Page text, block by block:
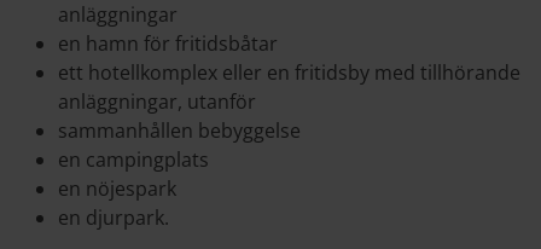
anläggningar
en hamn för fritidsbåtar
ett hotellkomplex eller en fritidsby med tillhörande
anläggningar, utanför
sammanhållen bebyggelse
en campingplats
en nöjespark
en djurpark.